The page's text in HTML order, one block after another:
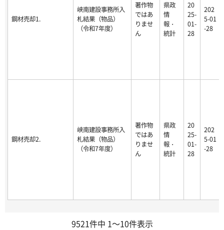
鋼材売却1.
峡南建設事務所入
札結果（物品）
（令和7年度）
著作物
ではあ
りませ
ん
県政
情
報・
統計
20
25-
01-
28
202
5-01
-28
鋼材売却2.
峡南建設事務所入
札結果（物品）
（令和7年度）
著作物
ではあ
りませ
ん
県政
情
報・
統計
20
25-
01-
28
202
5-01
-28
9521件中 1～10件表示